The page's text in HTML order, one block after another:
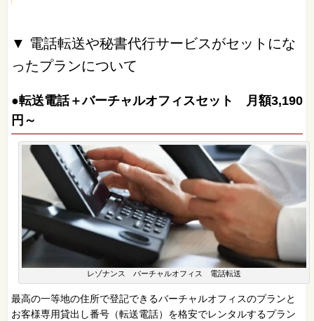
▼ 電話転送や秘書代行サービスがセットにな
ったプランについて
●転送電話＋バーチャルオフィスセット 月額3,190
円～
レゾナンス バーチャルオフィス 電話転送
最高の一等地の住所で登記できるバーチャルオフィスのプランと
お客様専用貸出し番号（転送電話）を格安でレンタルするプラン